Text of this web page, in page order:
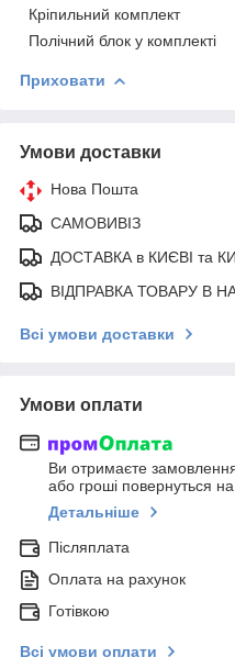
Кріпильний комплект
Полічний блок у комплекті
Приховати
Умови доставки
Нова Пошта
САМОВИВІЗ
ДОСТАВКА в КИЄВІ та
ВІДПРАВКА ТОВАРУ В
Всі умови доставки
Умови оплати
Ви отримаєте
або гроші повернуться
Детальніше
Післяплата
Оплата на рахунок
Готівкою
Всі умови оплати